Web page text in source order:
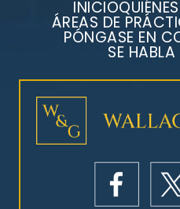
INICIO
ÁREAS DE
PÓNGASE EN
SE